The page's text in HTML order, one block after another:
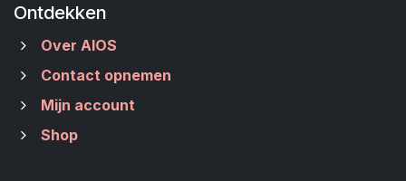
Ontdekken
Over AIOS
Contact opnemen
Mijn account
Shop